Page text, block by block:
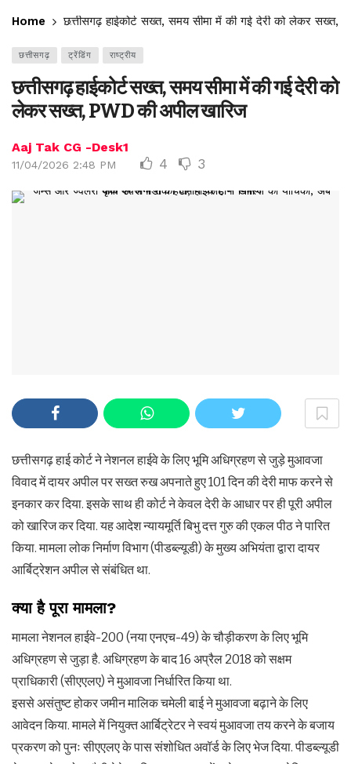
Home छत्तीसगढ़ हाईकोर्ट सख्त, समय सीमा में की गई देरी को लेकर सख्त,
छत्तीसगढ़ ट्रेंडिंग राष्ट्रीय
छत्तीसगढ़ हाईकोर्ट सख्त, समय सीमा में की गई देरी को
लेकर सख्त, PWD की अपील खारिज
Aaj Tak CG -Desk1
11/04/2026 2:48 PM 4 3
छत्तीसगढ़ हाई कोर्ट ने नेशनल हाईवे के लिए भूमि अधिग्रहण से जुड़े मुआवजा
विवाद में दायर अपील पर सख्त रुख अपनाते हुए 101 दिन की देरी माफ करने से
इनकार कर दिया. इसके साथ ही कोर्ट ने केवल देरी के आधार पर ही पूरी अपील
को खारिज कर दिया. यह आदेश न्यायमूर्ति बिभु दत्त गुरु की एकल पीठ ने पारित
किया. मामला लोक निर्माण विभाग (पीडब्ल्यूडी) के मुख्य अभियंता द्वारा दायर
आर्बिट्रेशन अपील से संबंधित था.
क्या है पूरा मामला?
मामला नेशनल हाईवे-200 (नया एनएच-49) के चौड़ीकरण के लिए भूमि
अधिग्रहण से जुड़ा है. अधिग्रहण के बाद 16 अप्रैल 2018 को सक्षम
प्राधिकारी (सीएएलए) ने मुआवजा निर्धारित किया था.
इससे असंतुष्ट होकर जमीन मालिक चमेली बाई ने मुआवजा बढ़ाने के लिए
आवेदन किया. मामले में नियुक्त आर्बिट्रेटर ने स्वयं मुआवजा तय करने के बजाय
प्रकरण को पुनः सीएएलए के पास संशोधित अवॉर्ड के लिए भेज दिया. पीडब्ल्यूडी